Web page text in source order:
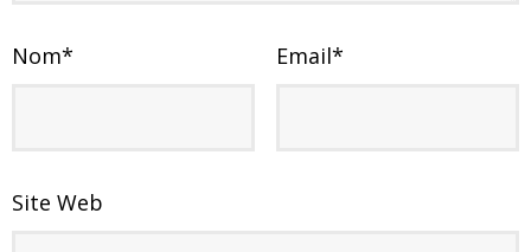
Nom* Email*
Site Web